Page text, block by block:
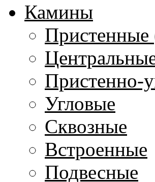
Камины
Пристенные
Пристенно-
Угловые
Сквозные
Встроенные
Подвесные